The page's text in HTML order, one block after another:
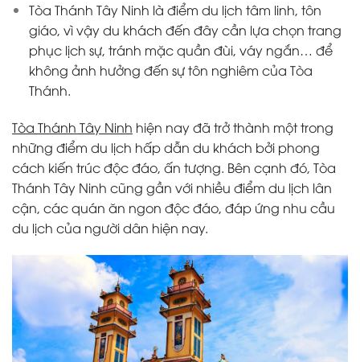
Tòa Thánh Tây Ninh là điểm du lịch tâm linh, tôn
giáo, vì vậy du khách đến đây cần lựa chọn trang
phục lịch sự, tránh mặc quần đùi, váy ngắn… để
không ảnh hưởng đến sự tôn nghiêm của Tòa
Thánh.
Tòa Thánh Tây Ninh hiện nay đã trở thành một trong
những điểm du lịch hấp dẫn du khách bởi phong
cách kiến trúc độc đáo, ấn tượng. Bên cạnh đó, Tòa
Thánh Tây Ninh cũng gần với nhiều điểm du lịch lân
cận, các quán ăn ngon độc đáo, đáp ứng nhu cầu
du lịch của người dân hiện nay.